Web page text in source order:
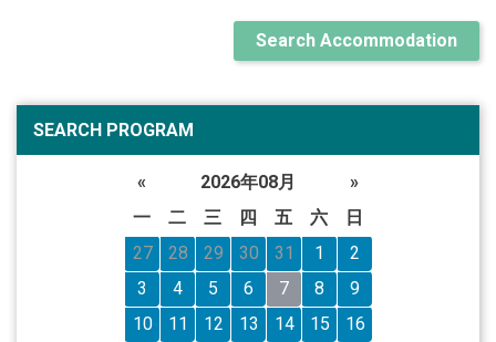
Search Accommodation
SEARCH PROGRAM
« 2026年08月
»
一
二 三 四 五 六
日
27
28 29 30 31 1
2
3
4 5 6 7 8
9
10
11 12 13 14 15
16